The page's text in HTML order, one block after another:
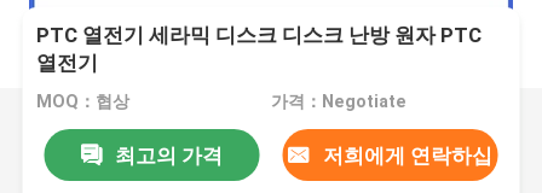
PTC 열전기 세라믹 디스크 디스크 난방 원자 PTC
열전기
MOQ：협상 가격：Negotiate
최고의 가격 저희에게 연락하십